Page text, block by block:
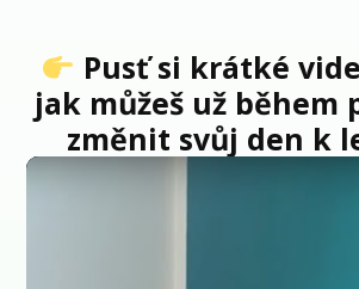
Pusť si krátké
jak můžeš už během
změnit svůj den k
Video